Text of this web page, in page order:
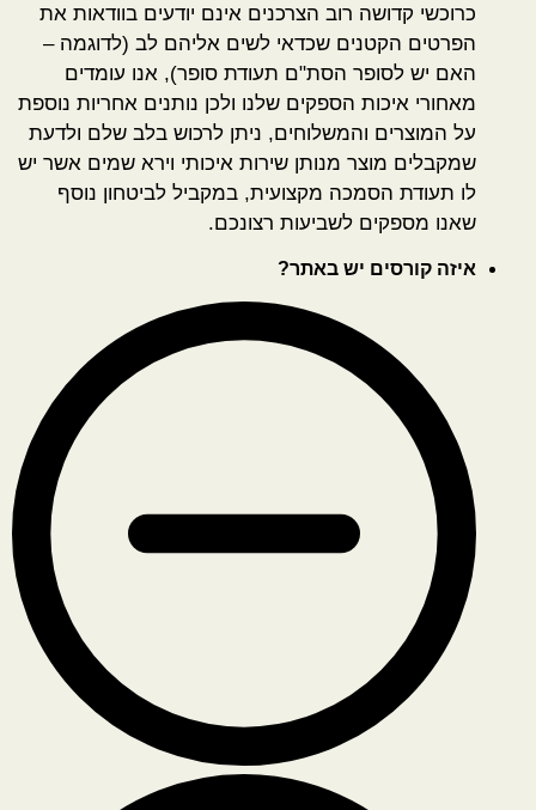
כרוכשי קדושה רוב הצרכנים אינם יודעים בוודאות את
הפרטים הקטנים שכדאי לשים אליהם לב (לדוגמה –
האם יש לסופר הסת"ם תעודת סופר), אנו עומדים
מאחורי איכות הספקים שלנו ולכן נותנים אחריות נוספת
על המוצרים והמשלוחים, ניתן לרכוש בלב שלם ולדעת
שמקבלים מוצר מנותן שירות איכותי וירא שמים אשר יש
לו תעודת הסמכה מקצועית, במקביל לביטחון נוסף
שאנו מספקים לשביעות רצונכם.
איזה קורסים יש באתר?